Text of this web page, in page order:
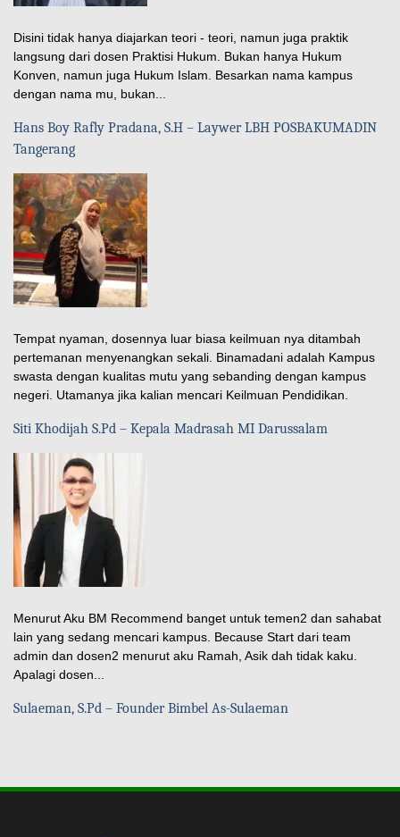
Disini tidak hanya diajarkan teori - teori, namun juga praktik
langsung dari dosen Praktisi Hukum. Bukan hanya Hukum
Konven, namun juga Hukum Islam. Besarkan nama kampus
dengan nama mu, bukan...
Hans Boy Rafly Pradana, S.H – Laywer LBH POSBAKUMADIN
Tangerang
Tempat nyaman, dosennya luar biasa keilmuan nya ditambah
pertemanan menyenangkan sekali. Binamadani adalah Kampus
swasta dengan kualitas mutu yang sebanding dengan kampus
negeri. Utamanya jika kalian mencari Keilmuan Pendidikan.
Siti Khodijah S.Pd – Kepala Madrasah MI Darussalam
Menurut Aku BM Recommend banget untuk temen2 dan sahabat
lain yang sedang mencari kampus. Because Start dari team
admin dan dosen2 menurut aku Ramah, Asik dah tidak kaku.
Apalagi dosen...
Sulaeman, S.Pd – Founder Bimbel As-Sulaeman